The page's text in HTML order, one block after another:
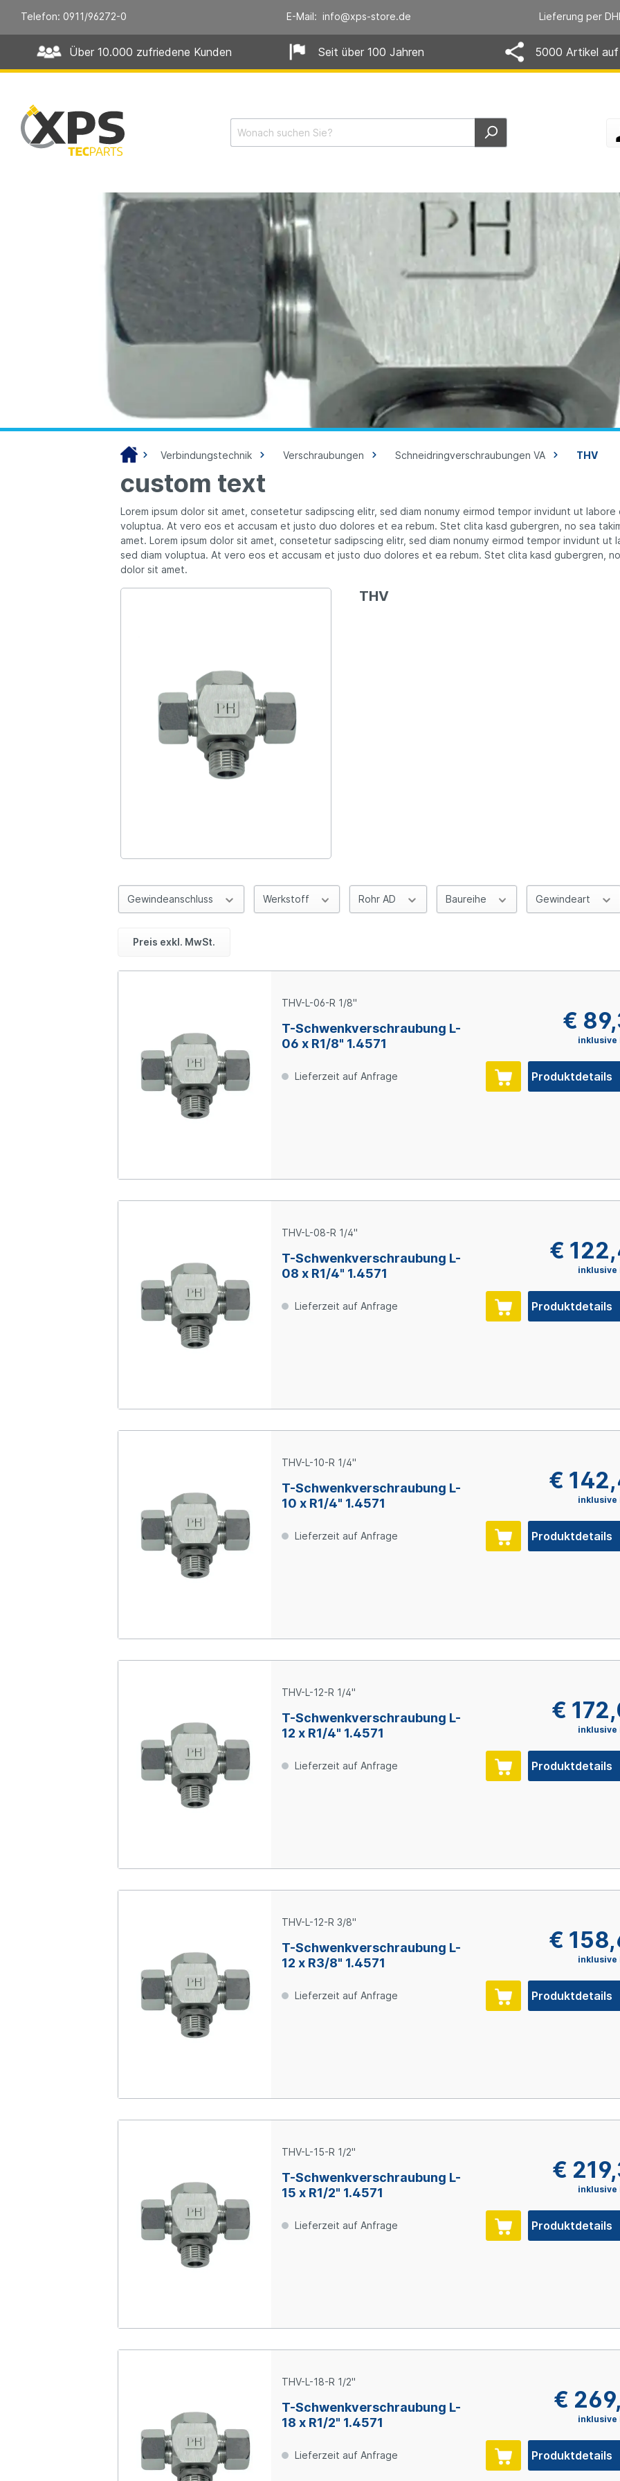
Telefon: 0911/96272-0 E-Mail: info@xps-store.de Lieferung per DHL
Über 10.000 zufriedene Kunden Seit über 100 Jahren 5000 Artikel auf
Verbindungstechnik Verschraubungen Schneidringverschraubungen VA THV
custom text
Lorem ipsum dolor sit amet, consetetur sadipscing elitr, sed diam nonumy eirmod tempor invidunt ut
voluptua. At vero eos et accusam et justo duo dolores et ea rebum. Stet clita kasd gubergren, no sea
amet. Lorem ipsum dolor sit amet, consetetur sadipscing elitr, sed diam nonumy eirmod tempor invidunt ut
sed diam voluptua. At vero eos et accusam et justo duo dolores et ea rebum. Stet clita kasd gubergren,
dolor sit amet.
THV
Gewindeanschluss Werkstoff Rohr AD Baureihe Gewindeart
Preis exkl. MwSt.
THV-L-06-R 1/8"
T-Schwenkverschraubung L-
06 x R1/8" 1.4571
Lieferzeit auf Anfrage
€
inklusive
Produktdetails
THV-L-08-R 1/4"
T-Schwenkverschraubung L-
08 x R1/4" 1.4571
Lieferzeit auf Anfrage
€
inklusive
Produktdetails
THV-L-10-R 1/4"
T-Schwenkverschraubung L-
10 x R1/4" 1.4571
Lieferzeit auf Anfrage
€
inklusive
Produktdetails
THV-L-12-R 1/4"
T-Schwenkverschraubung L-
12 x R1/4" 1.4571
Lieferzeit auf Anfrage
€
inklusive
Produktdetails
THV-L-12-R 3/8"
T-Schwenkverschraubung L-
12 x R3/8" 1.4571
Lieferzeit auf Anfrage
€
inklusive
Produktdetails
THV-L-15-R 1/2"
T-Schwenkverschraubung L-
15 x R1/2" 1.4571
Lieferzeit auf Anfrage
€
inklusive
Produktdetails
THV-L-18-R 1/2"
T-Schwenkverschraubung L-
18 x R1/2" 1.4571
Lieferzeit auf Anfrage
€
inklusive
Produktdetails